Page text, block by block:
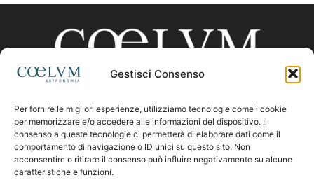
Gestisci Consenso
Per fornire le migliori esperienze, utilizziamo tecnologie come i cookie
per memorizzare e/o accedere alle informazioni del dispositivo. Il
consenso a queste tecnologie ci permetterà di elaborare dati come il
comportamento di navigazione o ID unici su questo sito. Non
acconsentire o ritirare il consenso può influire negativamente su alcune
caratteristiche e funzioni.
CHI SIAMO
Contattaci:coelumastro@coelum.com